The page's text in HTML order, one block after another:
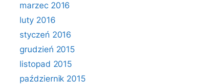
marzec 2016
luty 2016
styczeń 2016
grudzień 2015
listopad 2015
październik 2015